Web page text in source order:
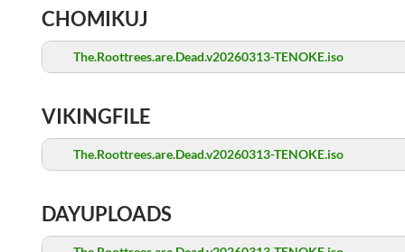
CHOMIKUJ
The.Roottrees.are.Dead.v20260313-TENOKE.iso
VIKINGFILE
The.Roottrees.are.Dead.v20260313-TENOKE.iso
DAYUPLOADS